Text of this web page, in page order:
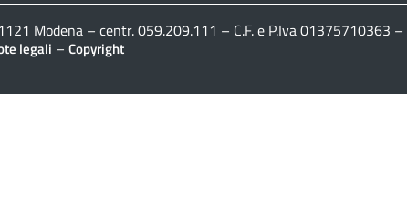
Modena – centr. 059.209.111 – C.F. e P.Iva 01375710363 –
legali – Copyright